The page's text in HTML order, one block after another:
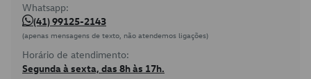
Whatsapp:
(41) 99125-2143
(apenas mensagens de texto, não atendemos ligações)
Horário de atendimento:
Segunda à sexta, das 8h às 17h.